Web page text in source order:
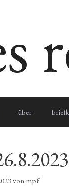
über
von mpf